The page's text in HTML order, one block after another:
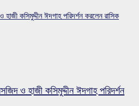
কসিমুদ্দীন ঈদগাহ পরিদর্শন করলেন রাসিক
ও হাজী কসিমুদ্দীন ঈদগাহ পরিদর্শন